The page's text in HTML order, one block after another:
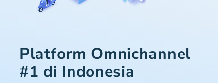
Platform Omnichannel
#1 di Indonesia